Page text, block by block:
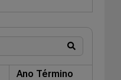
Ano Término